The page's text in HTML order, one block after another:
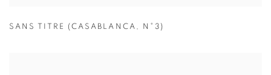
SANS TITRE (CASABLANCA , N°3)